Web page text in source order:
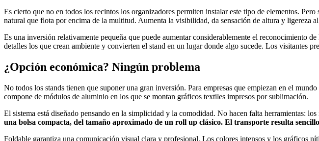
Es cierto que no en todos los recintos los organizadores permiten instalar este tipo de elementos.
natural que flota por encima de la multitud. Aumenta la visibilidad, da sensación de altura y ligereza
Es una inversión relativamente pequeña que puede aumentar considerablemente el reconocimiento
detalles los que crean ambiente y convierten el stand en un lugar donde algo sucede. Los visitantes
¿Opción económica? Ningún problema
No todos los stands tienen que suponer una gran inversión. Para empresas que empiezan en el
compone de módulos de aluminio en los que se montan gráficos textiles impresos por sublimación.
El sistema está diseñado pensando en la simplicidad y la comodidad. No hacen falta herramientas:
una bolsa compacta, del tamaño aproximado de un roll up clásico. El transporte resulta
Foldable garantiza una comunicación visual clara y profesional. Los colores intensos y los gráficos